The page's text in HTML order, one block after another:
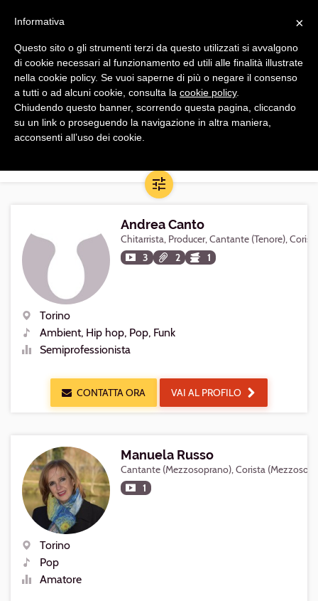
principale
Ordina per
Coristi di Torino
Qualsiasi corista di qualunque livello nel raggio di 30 km da
Torino, con qualunque livello di studi (inclusi studi in corso)
Estendi/Restringi la ricerca
Apri/Chiudi
Andrea Canto
Chitarrista, Producer, Cantante (Tenore),
3
2 1
Luogo
Torino
Generi
Ambient, Hip hop, Pop, Funk
Semiprofessionista
CONTATTA ORA VAI AL PROFILO
Manuela Russo
Cantante (Mezzosoprano), Corista
1
Luogo
Torino
Generi
Pop
Amatore
×
Informativa
Questo sito o gli strumenti terzi da questo utilizzati si avvalgono
di cookie necessari al funzionamento ed utili alle finalità illustrate
nella cookie policy. Se vuoi saperne di più o negare il consenso
a tutti o ad alcuni cookie, consulta la cookie policy.
Chiudendo questo banner, scorrendo questa pagina, cliccando
su un link o proseguendo la navigazione in altra maniera,
acconsenti all’uso dei cookie.